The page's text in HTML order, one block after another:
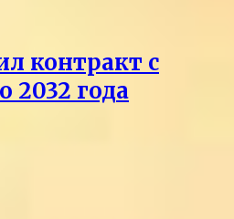
контракт с
2032 года